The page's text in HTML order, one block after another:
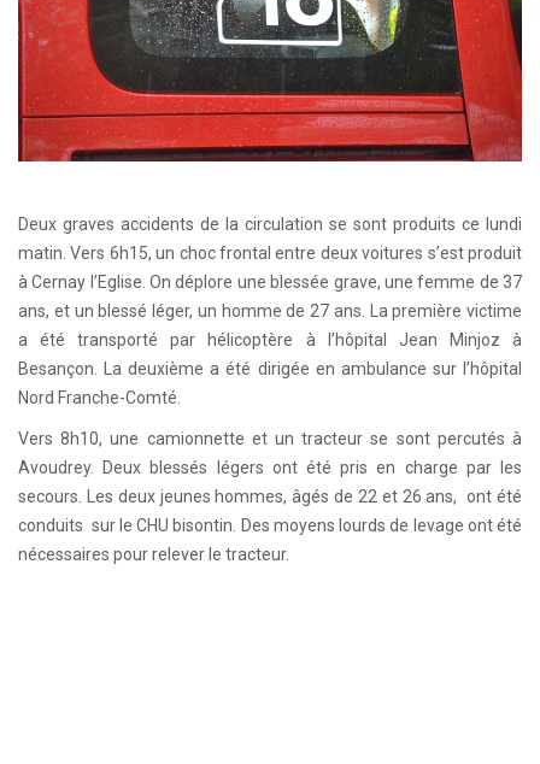
Deux graves accidents de la circulation se sont produits ce lundi
matin. Vers 6h15, un choc frontal entre deux voitures s’est produit
à Cernay l’Eglise. On déplore une blessée grave, une femme de 37
ans, et un blessé léger, un homme de 27 ans. La première victime
a été transporté par hélicoptère à l’hôpital Jean Minjoz à
Besançon. La deuxième a été dirigée en ambulance sur l’hôpital
Nord Franche-Comté.
Vers 8h10, une camionnette et un tracteur se sont percutés à
Avoudrey. Deux blessés légers ont été pris en charge par les
secours. Les deux jeunes hommes, âgés de 22 et 26 ans, ont été
conduits sur le CHU bisontin. Des moyens lourds de levage ont été
nécessaires pour relever le tracteur.